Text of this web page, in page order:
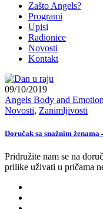
Zašto Angels?
Programi
Upisi
Radionice
Novosti
Kontakt
09/10/2019
Angels Body and
Novosti, Zanimljivosti
Doručak sa snažnim ženama
Pridružite nam se na
prilike uživati u pričama